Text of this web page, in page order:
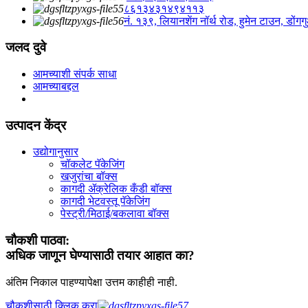
८६१३४३१४९४११३
नं. १३९, लियानशेंग नॉर्थ रोड, हुमेन टाउन,
जलद दुवे
आमच्याशी संपर्क साधा
आमच्याबद्दल
उत्पादन केंद्र
उद्योगानुसार
चॉकलेट पॅकेजिंग
खजुरांचा बॉक्स
कागदी ॲक्रेलिक कँडी बॉक्स
कागदी भेटवस्तू पॅकेजिंग
पेस्ट्री/मिठाई/बकलावा बॉक्स
चौकशी पाठवा:
अधिक जाणून घेण्यासाठी तयार आहात का?
अंतिम निकाल पाहण्यापेक्षा उत्तम काहीही नाही.
चौकशीसाठी क्लिक करा